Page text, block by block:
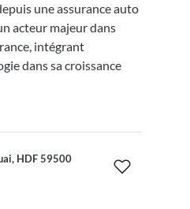
une assurance auto
acteur majeur dans
intégrant
dans sa croissance
HDF 59500